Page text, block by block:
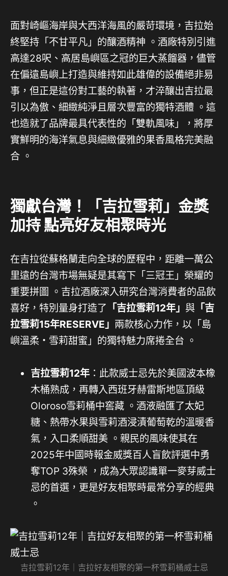
面對崎嶇海岸與大西洋海風的嚴苛環境，吉拉始
終堅持「不甘平凡」的釀酒精神 。酒廠特別引進
高達28呎、高居島嶼區之冠的巨大蒸餾器，儘管
在偏遠島嶼上打造與維持如此雄偉的設備絕非易
事，但正是這份對工藝的執著，才淬釀出吉拉最
引以為傲、細緻純淨且層次豐富的獨特酒體 。這
也造就了品牌最具代表性的「雙軌風味」，將厚
實鮮明的海洋氣息與細緻優雅的果香風格完美融
合 。
獨獻台灣！「吉拉雪莉」金獎
加持 點亮好友相聚時光
在吉拉從蘇格蘭走向全球的歷程中，距離一萬公
里遠的台灣市場無疑是其寫下「三冠王」榮耀的
重要拼圖 。吉拉酒廠深入研究台灣消費者的品飲
喜好，特別量身打造了 「吉拉雪莉12年」 與 「吉
拉雪莉15年RESERVE」 兩款核心力作，以「島
嶼溫柔・雪莉甜蜜」的獨特魅力席捲全台 。
吉拉雪莉12年 ：此款威士忌先於美國波本橡
木桶熟成，再轉入西班牙赫雷斯地區頂級
Oloroso雪莉桶中窖藏 。酒液融匯了太妃
糖、熱帶水果與雪莉酒浸漬葡萄乾的溫暖香
氣，入口柔順甜美 。親民的風味使其在
2025年中國時報金威獎百人盲飲評選中勇
奪TOP 3殊榮 ，成為大眾認識單一麥芽威士
忌的首選，更是好友相聚時最常分享的經典
。
吉拉雪莉12年｜吉拉好友相聚的第一杯雪莉桶威士忌